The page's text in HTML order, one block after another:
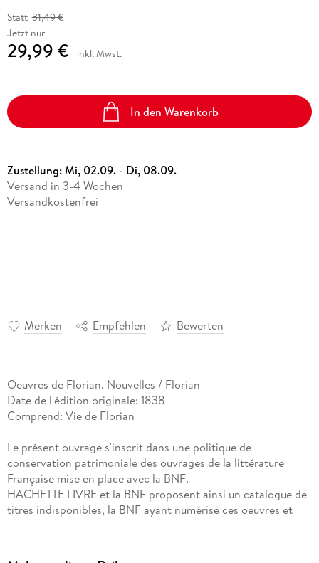
Statt 31,49 €
Jetzt nur
29,99 € inkl. Mwst.
In den Warenkorb
Zustellung:Mi, 02.09. - Di, 08.09.
Versand in 3-4 Wochen
Versandkostenfrei
Merken Empfehlen Bewerten
Oeuvres de Florian. Nouvelles / Florian
Date de l'édition originale: 1838
Comprend: Vie de Florian
Le présent ouvrage s'inscrit dans une politique de
conservation patrimoniale des ouvrages de la littérature
Française mise en place avec la BNF.
HACHETTE LIVRE et la BNF proposent ainsi un catalogue de
titres indisponibles, la BNF ayant numérisé ces oeuvres et